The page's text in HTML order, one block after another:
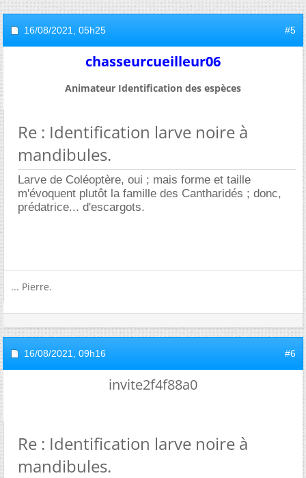
16/08/2021, 05h25 #5
chasseurcueilleur06
Animateur Identification des espèces
Re : Identification larve noire à
mandibules.
Larve de Coléoptère, oui ; mais forme et taille
m'évoquent plutôt la famille des Cantharidés ; donc,
prédatrice... d'escargots.
... Pierre.
16/08/2021, 09h16 #6
invite2f4f88a0
Re : Identification larve noire à
mandibules.